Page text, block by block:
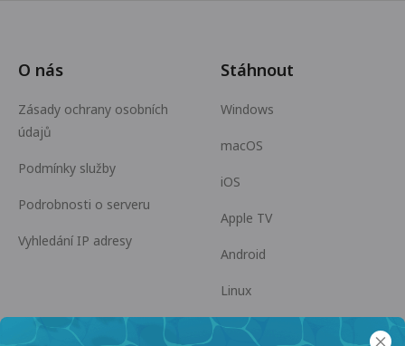
O nás
Zásady ochrany osobních
údajů
Podmínky služby
Podrobnosti o serveru
Vyhledání IP adresy
Stáhnout
Windows
macOS
iOS
Apple TV
Android
Linux
Android TV